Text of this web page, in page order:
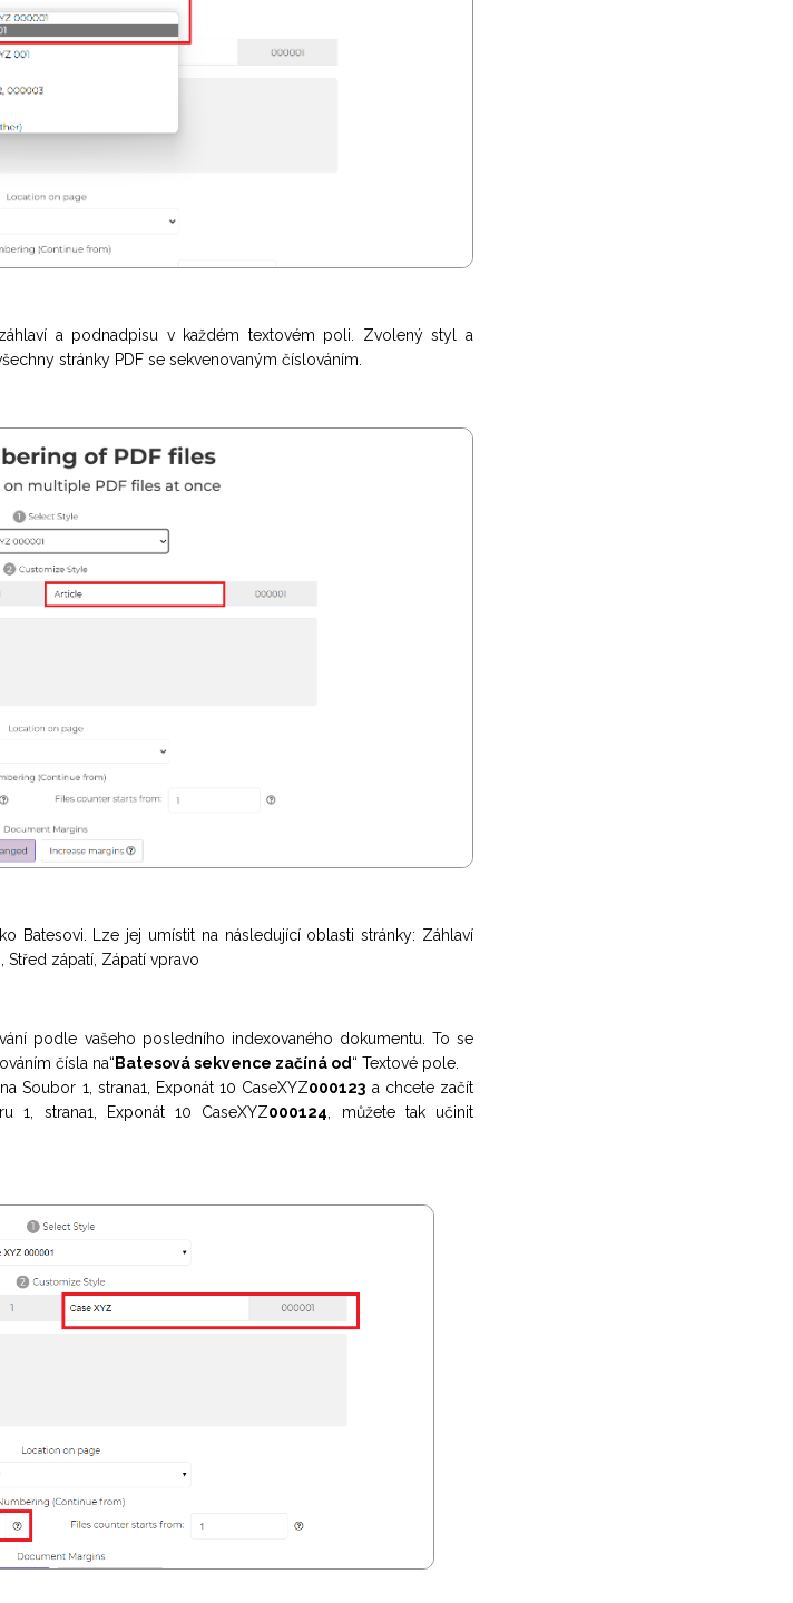
a podnadpisu v každém textovém poli. Zvolený styl a
stránky PDF se sekvenovaným číslováním.
Batesovi. Lze jej umístit na následující oblasti stránky: Záhlaví
Střed zápatí, Zápatí vpravo
podle vašeho posledního indexovaného dokumentu. To se
čísla na“ Batesová sekvence začíná od“ Textové pole.
Soubor 1, strana1, Exponát 10 CaseXYZ000123 a chcete začít
1, strana1, Exponát 10 CaseXYZ000124 , můžete tak učinit